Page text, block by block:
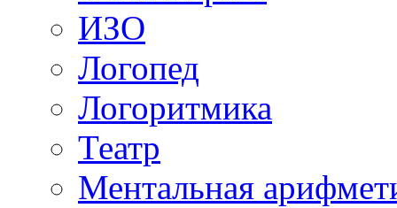
ИЗО
Логопед
Логоритмика
Театр
Ментальная